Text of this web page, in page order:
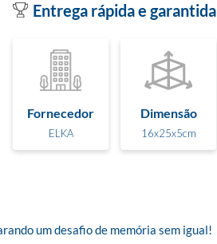
Entrega rápida e garantida
Fornecedor
ELKA
Dimensão
16x25x5cm
um desafio de memória sem igual!